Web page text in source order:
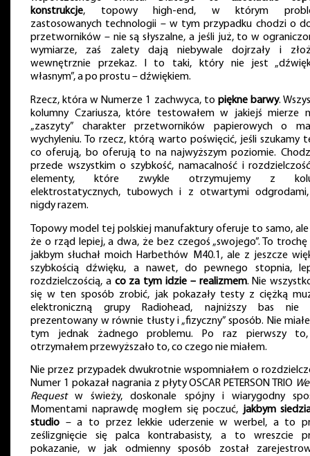
konstrukcje, topowy high-end, w którym
zastosowanych technologii – w tym przypadku chodzi o
przetworników – nie są słyszalne, a jeśli już, to w
wymiarze, zaś zalety dają niebywale dojrzały i
wewnętrznie przekaz. I to taki, który nie jest
własnym”, a po prostu – dźwiękiem.
Rzecz, która w Numerze 1 zachwyca, to piękne barwy.
kolumny Czariusza, które testowałem w jakiejś mierze
„zaszyty” charakter przetworników papierowych o
wychyleniu. To rzecz, którą warto poświęcić, jeśli szukamy
co oferują, bo oferują to na najwyższym poziomie.
przede wszystkim o szybkość, namacalność i
elementy, które zwykle otrzymujemy z
elektrostatycznych, tubowych i z otwartymi
nigdy razem.
Topowy model tej polskiej manufaktury oferuje to samo, ale
że o rząd lepiej, a dwa, że bez czegoś „swojego”. To
jakbym słuchał moich Harbethów M40.1, ale z jeszcze
szybkością dźwięku, a nawet, do pewnego stopnia,
rozdzielczością, a co za tym idzie – realizmem. Nie
się w ten sposób zrobić, jak pokazały testy z ciężką
elektroniczną grupy Radiohead, najniższy bas nie
prezentowany w równie tłusty i „fizyczny” sposób. Nie
tym jednak żadnego problemu. Po raz pierwszy
otrzymałem przewyższało to, co czego nie miałem.
Nie przez przypadek dwukrotnie wspomniałem o
Numer 1 pokazał nagrania z płyty OSCAR PETERSON TRIO
Requestw świeży, doskonale spójny i wiarygodny
Momentami naprawdę mogłem się poczuć, jakbym
studio – a to przez lekkie uderzenie w werbel, a to
ześlizgnięcie się palca kontrabasisty, a to wreszcie
pokazanie, w jak odmienny sposób został